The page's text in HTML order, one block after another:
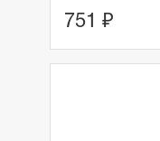
751 ₽